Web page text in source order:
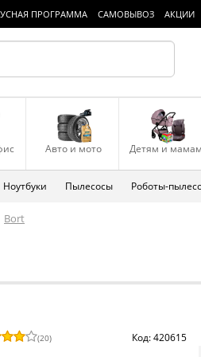
ПРОГРАММА САМОВЫВОЗ АКЦИИ
Авто и мото Детям и мамам
Ноутбуки Пылесосы Роботы-
Bort
(20) Код: 420615